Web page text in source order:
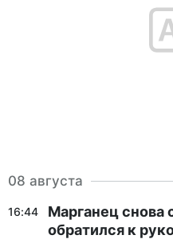
08 августа
16:44
Марганец снова
обратился к